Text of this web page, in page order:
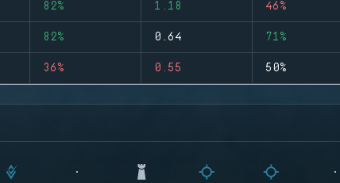
82% 1.18 46%
82% 0.64 71%
36% 0.55 50%